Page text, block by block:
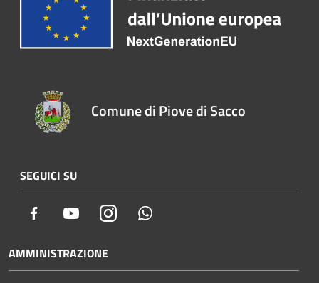
Comune di Piove di Sacco
SEGUICI SU
Facebook YoutubeInstagram
AMMINISTRAZIONE